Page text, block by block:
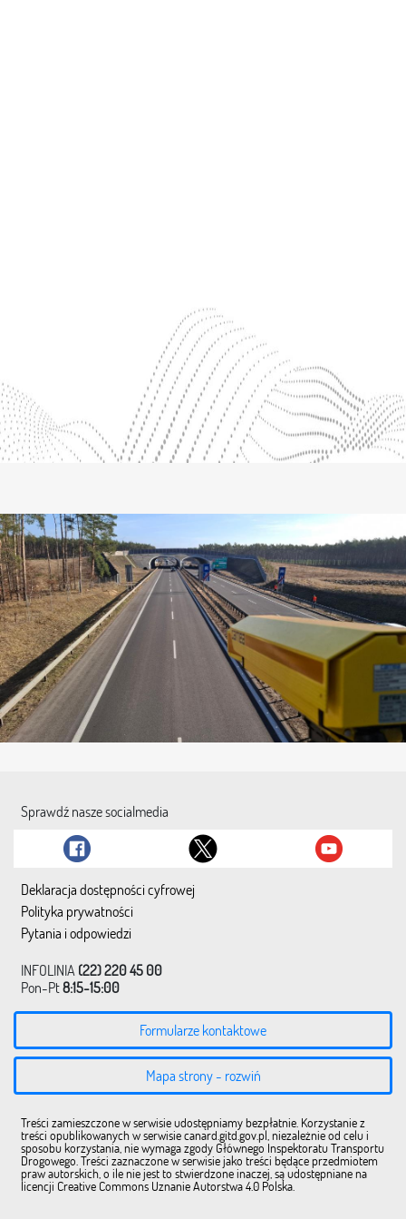
Sprawdź nasze socialmedia
Deklaracja dostępności cyfrowej
Polityka prywatności
Pytania i odpowiedzi
INFOLINIA (22) 220 45 00
Pon-Pt8:15-15:00
Formularze kontaktowe
Mapa strony - rozwiń
Treści zamieszczone w serwisie udostępniamy bezpłatnie. Korzystanie z
treści opublikowanych w serwisie canard.gitd.gov.pl, niezależnie od celu i
sposobu korzystania, nie wymaga zgody Głównego Inspektoratu Transportu
Drogowego. Treści zaznaczone w serwisie jako treści będące przedmiotem
praw autorskich, o ile nie jest to stwierdzone inaczej, są udostępniane na
licencji Creative Commons Uznanie Autorstwa 4.0 Polska.